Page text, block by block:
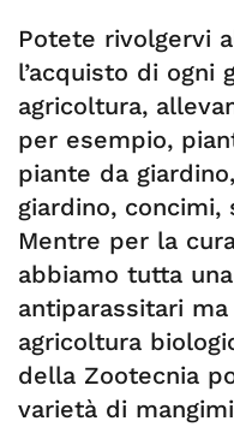
Potete rivolgervi
l’acquisto di ogni
agricoltura,
per esempio,
piante da
giardino,
Mentre per la
abbiamo tutta
antiparassitari
agricoltura
della Zootecnia
varietà di